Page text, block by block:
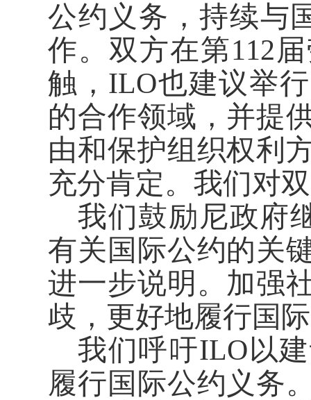
公约义务，持续与
作。双方在第112
触，ILO也建议举
的合作领域，并提
由和保护组织权利
充分肯定。我们对
我们鼓励尼政府
有关国际公约的关
进一步说明。加强
歧，更好地履行国
我们呼吁ILO以
履行国际公约义务